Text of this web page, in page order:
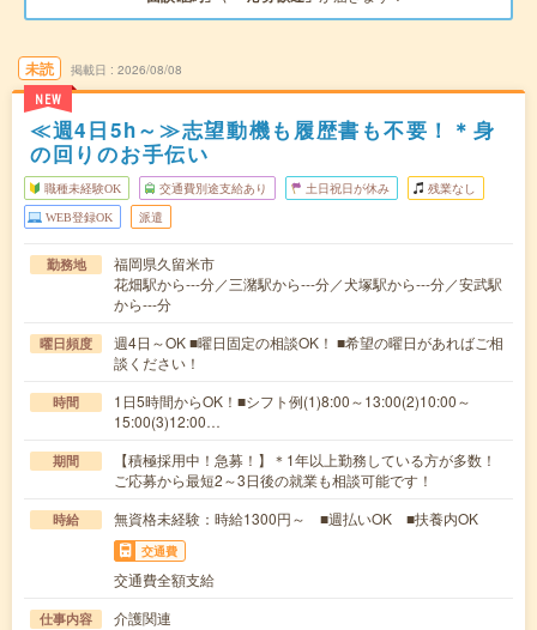
未読
NEW
掲載日 2026/08/08
≪週4日5h～≫志望動機も履歴書も不要！＊身
の回りのお手伝い
職種未経験OK 交通費別途支給あり 土日祝日が休み 残業なし
WEB登録OK 派遣
勤務地
福岡県久留米市
花畑駅から---分／三潴駅から---分／犬塚駅から---分／安武駅
から---分
曜日頻度
週4日～OK ■曜日固定の相談OK！ ■希望の曜日があればご相
談ください！
時間
1日5時間からOK！■シフト例(1)8:00～13:00(2)10:00～
15:00(3)12:00…
期間
【積極採用中！急募！】＊1年以上勤務している方が多数！
ご応募から最短2～3日後の就業も相談可能です！
時給 無資格未経験：時給1300円～ ■週払いOK ■扶養内OK
交通費
交通費全額支給
仕事内容
介護関連